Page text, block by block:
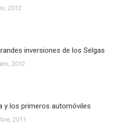
2012
inversiones de los Selgas
2012
y los primeros automóviles
2011